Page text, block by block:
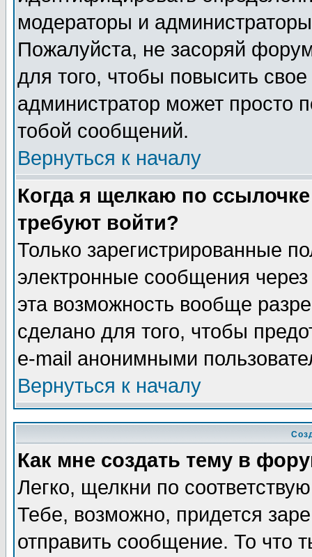
модераторы и
Пожалуйста, не засоряй
для того, чтобы повысить
администратор может просто
тобой сообщений.
Вернуться к началу
Когда я щелкаю по
требуют войти?
Только зарегистрированные
электронные сообщения
эта возможность вообще
сделано для того, чтобы
e-mail анонимными
Вернуться к началу
Как мне создать тему в
Легко, щелкни по
Тебе, возможно, придется
отправить сообщение. То